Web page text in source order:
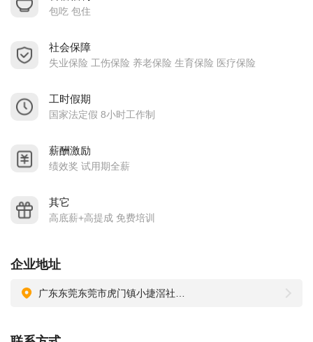
企业”。
共同成长”的用人观。愿您的加入给我们带来新的活力，我们将
向每一位员工提供广阔的发展空间。
包吃 包住
社会保障
失业保险 工伤保险 养老保险 生育保险 医疗保险
工时假期
国家法定假 8小时工作制
薪酬激励
绩效奖 试用期全薪
其它
高底薪+高提成 免费培训
企业地址